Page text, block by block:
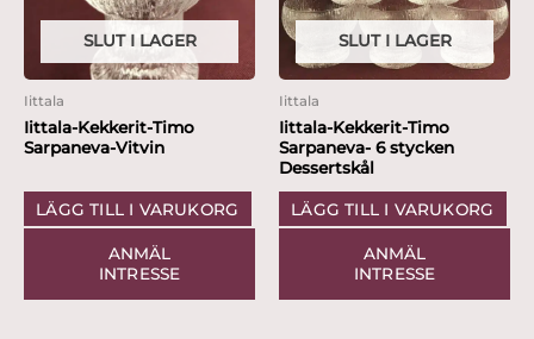
SLUT I LAGER
Iittala
Iittala-Kekkerit-Timo
Sarpaneva-Vitvin
LÄGG TILL I VARUKORG
ANMÄL
INTRESSE
SLUT I LAGER
Iittala
Iittala-Kekkerit-Timo
Sarpaneva- 6 stycken
Dessertskål
LÄGG TILL I VARUKORG
ANMÄL
INTRESSE